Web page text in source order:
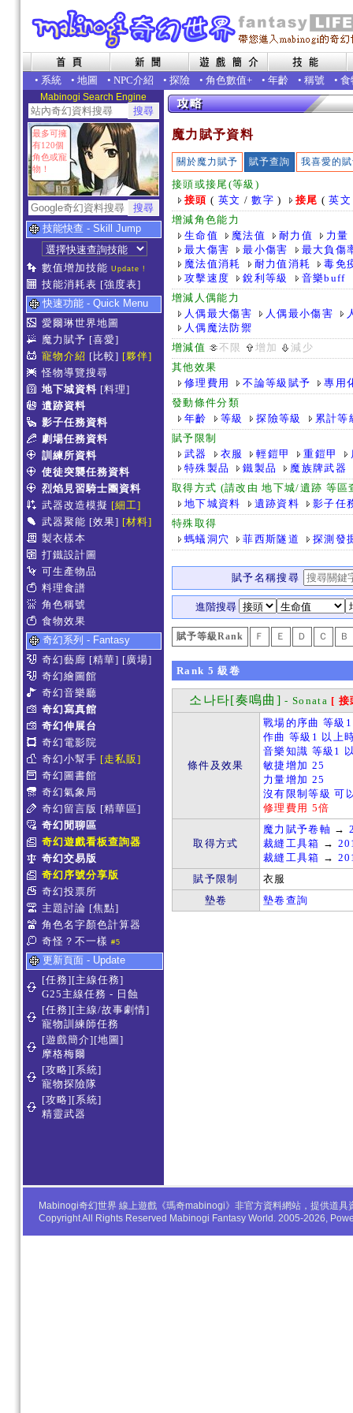
• 系統 • 地圖 • NPC介紹 • 探險 • 角色數值+ • 年齡 • 稱號 • 食
Mabinogi Search Engine
最多可擁
有120個
角色或寵
物！
技能快查 - Skill Jump
數值增加技能 Update !
技能消耗表 [強度表]
快速功能 - Quick Menu
愛爾琳世界地圖
魔力賦予 [喜愛]
寵物介紹 [比較] [夥伴]
怪物導覽搜尋
地下城資料 [料理]
遺跡資料
影子任務資料
劇場任務資料
訓練所資料
使徒突襲任務資料
烈焰見習騎士團資料
武器改造模擬 [細工]
武器聚能 [效果] [材料]
製衣樣本
打鐵設計圖
可生產物品
料理食譜
角色稱號
食物效果
奇幻系列 - Fantasy
奇幻藝廊 [精華] [廣場]
奇幻繪圖館
奇幻音樂廳
奇幻寫真館
奇幻伸展台
奇幻電影院
奇幻小幫手 [走私販]
奇幻圖書館
奇幻氣象局
奇幻留言版 [精華區]
奇幻閒聊區
奇幻遊戲看板查詢器
奇幻交易版
奇幻序號分享版
奇幻投票所
主題討論 [焦點]
角色名字顏色計算器
奇怪？不一樣 #5
更新頁面 - Update
[任務][主線任務]
G25主線任務 - 日蝕
[任務][主線/故事劇情]
寵物訓練師任務
[遊戲簡介][地圖]
摩格梅爾
[攻略][系統]
寵物探險隊
[攻略][系統]
精靈武器
魔力賦予資料
關於魔力賦予 賦予查詢 我喜愛的
接頭或接尾(等級)
接頭 ( 英文 /數字 ) 接尾 (英文
增減角色能力
生命值
魔法值 耐力值
力量
最大傷害
最小傷害
最大負傷
魔法值消耗
耐力值消耗
毒免
攻擊速度
銳利等級
音樂buff
增減人偶能力
人偶最大傷害
人偶最小傷害
人偶魔法防禦
增減值
不限 增加
減少
其他效果
修理費用
不論等級賦予
專用
發動條件分類
年齡
等級 探險等級
累計等
賦予限制
武器
衣服 輕鎧甲 重鎧甲
特殊製品
鐵製品
魔族牌武器
取得方式 (請改由 地下城/遺跡 等區
地下城資料
遺跡資料
影子任
特殊取得
螞蟻洞穴
菲西斯隧道 探測發
賦予名稱搜尋
進階搜尋
賦予等級Rank Ｆ Ｅ Ｄ Ｃ Ｂ
Rank 5 級卷
소나타[奏鳴曲] - Sonata [
條件及效果
戰場的序曲 等級
作曲 等級1 以上
音樂知識 等級1
敏捷增加 25
力量增加 25
沒有限制等級 可
修理費用 5倍
取得方式
魔力賦予卷軸 →
裁縫工具箱 →
裁縫工具箱 →
賦予限制
衣服
墊卷
墊卷查詢
Mabinogi奇幻世界 線上遊戲《瑪奇mabinogi》非官方資料網站，提供道
Copyright All Rights Reserved Mabinogi Fantasy World. 2005-2026,